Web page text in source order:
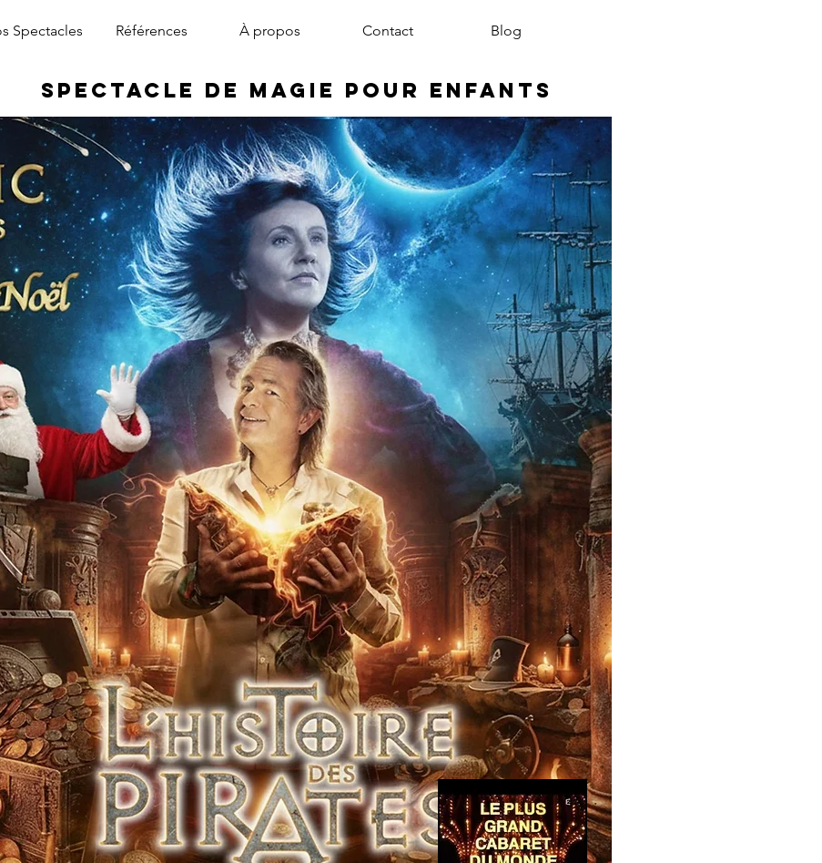
Spectacles Références À propos Contact Blog
Spectacle de Magie pour enfants
arbre de noël